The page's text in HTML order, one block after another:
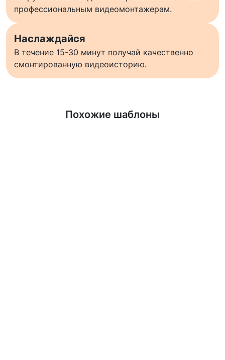
профессиональным видеомонтажерам.
Наслаждайся
В течение 15-30 минут получай качественно
смонтированную видеоисторию.
Похожие шаблоны
Узнать больше